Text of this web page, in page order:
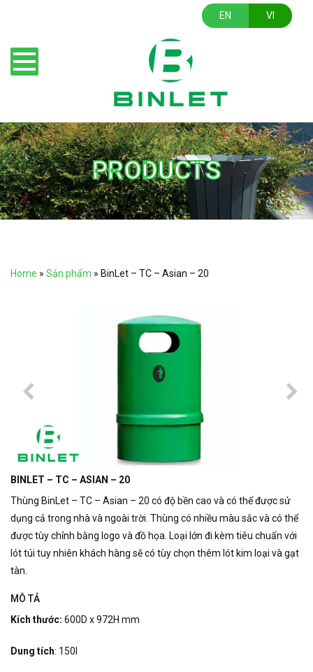
EN VI
PRODUCTS
Home » Sản phẩm » BinLet – TC – Asian – 20
BINLET – TC – ASIAN – 20
Thùng BinLet – TC – Asian – 20 có độ bền cao và có thể được sử
dụng cả trong nhà và ngoài trời. Thùng có nhiều màu sắc và có thể
được tùy chỉnh bằng logo và đồ họa. Loại lớn đi kèm tiêu chuẩn với
lót túi tuy nhiên khách hàng sẽ có tùy chọn thêm lót kim loại và gạt
tàn.
MÔ TẢ
Kích thước: 600D x 972H mm
Dung tích: 150l